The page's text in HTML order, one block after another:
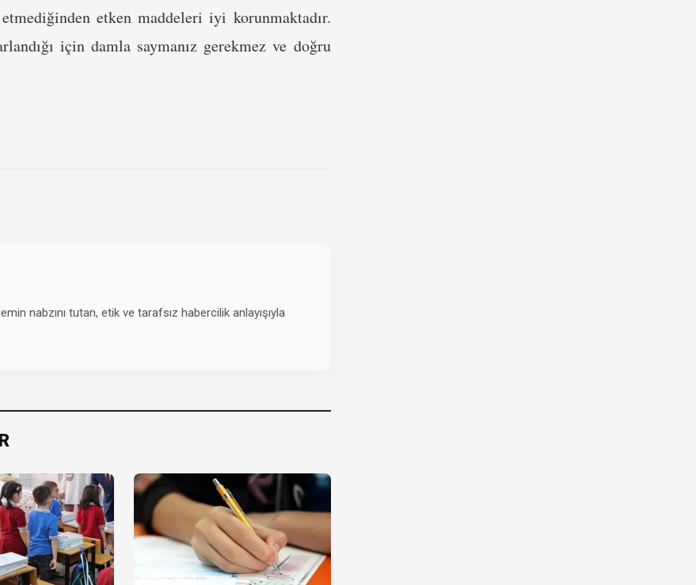
etken maddeleri iyi korunmaktadır.
için damla saymanız gerekmez ve doğru
nabzını tutan, etik ve tarafsız habercilik anlayışıyla